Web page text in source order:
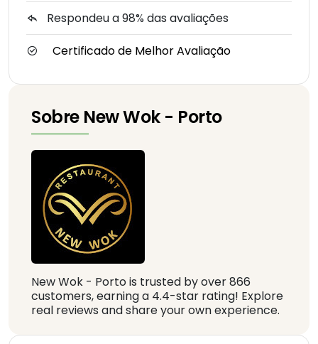
Respondeu a 98% das avaliações
Certificado de Melhor Avaliação
Sobre New Wok - Porto
New Wok - Porto is trusted by over 866
customers, earning a 4.4-star rating! Explore
real reviews and share your own experience.